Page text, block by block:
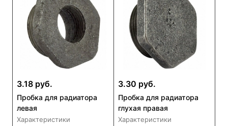
3.18 руб.
Пробка для радиатора
левая
Характеристики
3.30 руб.
Пробка для радиатора
глухая правая
Характеристики